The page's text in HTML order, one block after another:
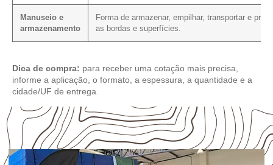
Manuseio e
armazenamento
Forma de armazenar, empilhar, transportar e
as bordas e superfícies.
Dica de compra: para receber uma cotação mais precisa,
informe a aplicação, o formato, a espessura, a quantidade e a
cidade/UF de entrega.